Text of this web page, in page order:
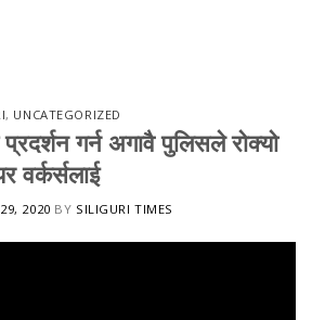
, UNCATEGORIZED
प्रदर्शन गर्न अगावै पुलिसले रोक्यो
वर्कर्सलाई
2020 BY SILIGURI TIMES